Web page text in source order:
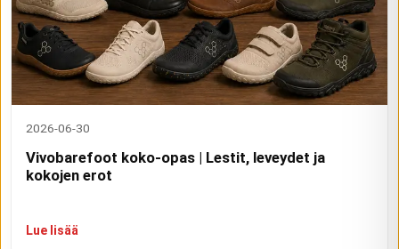
2026-06-30
Vivobarefoot koko-opas | Lestit, leveydet ja
kokojen erot
Lue lisää